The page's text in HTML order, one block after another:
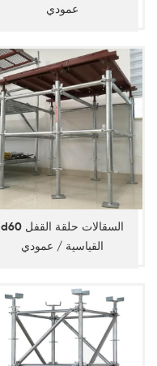
عمودي
d60 السقالات حلقة القفل
القياسية / عمودي